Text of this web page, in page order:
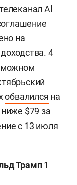
Al
на
4
обвалился на
$79 за
с 13 июля
Трамп1